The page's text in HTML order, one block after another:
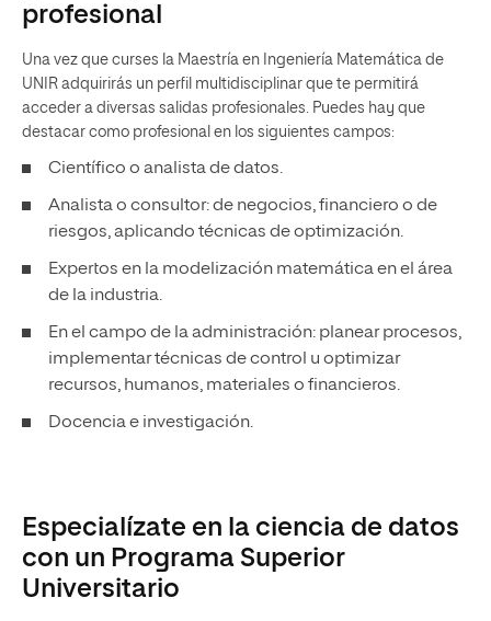
profesional
Una vez que curses la Maestría en Ingeniería Matemática de
UNIR adquirirás un perfil multidisciplinar que te permitirá
acceder a diversas salidas profesionales. Puedes hay que
destacar como profesional en los siguientes campos:
Científico o analista de datos.
Analista o consultor: de negocios, financiero o de
riesgos, aplicando técnicas de optimización.
Expertos en la modelización matemática en el área
de la industria.
En el campo de la administración: planear procesos,
implementar técnicas de control u optimizar
recursos, humanos, materiales o financieros.
Docencia e investigación.
Especialízate en la ciencia de datos
con un Programa Superior
Universitario